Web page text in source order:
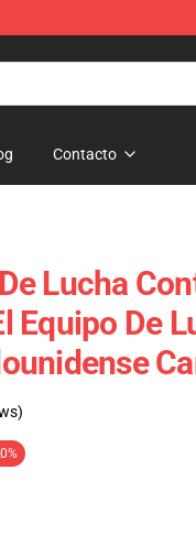
Contacto
Lucha
Equipo De